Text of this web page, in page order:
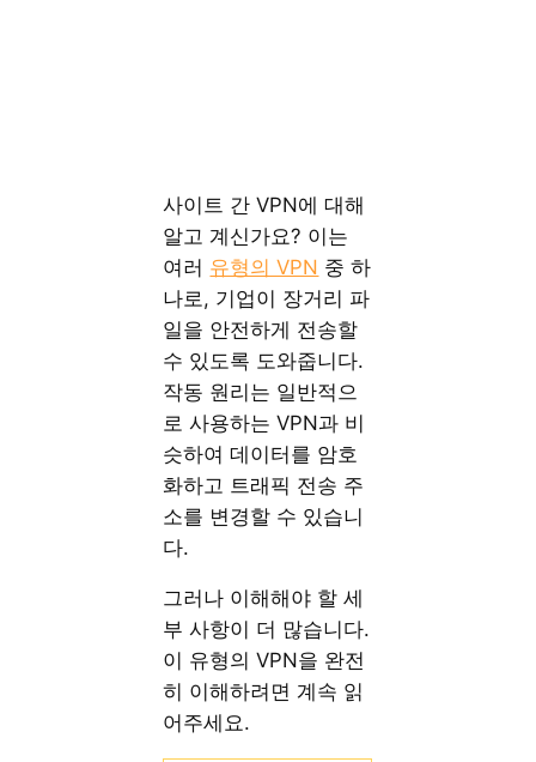
사이트 간 VPN에 대해
알고 계신가요? 이는
여러 유형의 VPN 중 하
나로, 기업이 장거리 파
일을 안전하게 전송할
수 있도록 도와줍니다.
작동 원리는 일반적으
로 사용하는 VPN과 비
슷하여 데이터를 암호
화하고 트래픽 전송 주
소를 변경할 수 있습니
다.
그러나 이해해야 할 세
부 사항이 더 많습니다.
이 유형의 VPN을 완전
히 이해하려면 계속 읽
어주세요.